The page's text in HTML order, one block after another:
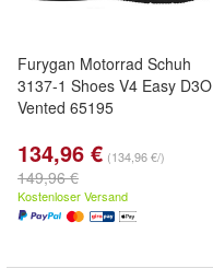
Furygan Motorrad Schuh
3137-1 Shoes V4 Easy D3O
Vented 65195
134,96 € (134,96 €/)
149,96 €
Kostenloser Versand